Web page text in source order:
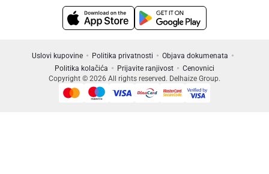
Uslovi kupovine Politika privatnosti
Objava dokumenata
Politika kolačića
Prijavite ranjivost
Cenovnici
Copyright © 2026 All rights reserved. Delhaize Group.